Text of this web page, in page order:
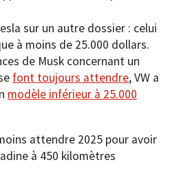
sur un autre dossier : celui
à moins de 25.000 dollars.
de Musk concernant un
font toujours attendre, VW a
modèle inférieur à 25.000
attendre 2025 pour avoir
à 450 kilomètres